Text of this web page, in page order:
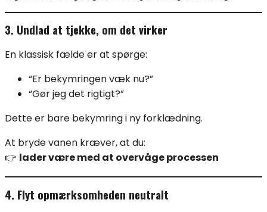
3. Undlad at tjekke, om det virker
En klassisk fælde er at spørge:
“Er bekymringen væk nu?”
“Gør jeg det rigtigt?”
Dette er bare bekymring i ny forklædning.
At bryde vanen kræver, at du:
👉 lader være med at overvåge processen
4. Flyt opmærksomheden neutralt